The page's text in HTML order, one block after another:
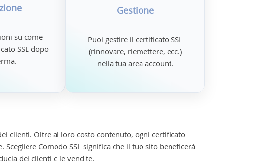
su come
SSL dopo
Gestione
Puoi gestire il certificato SSL
(rinnovare, riemettere, ecc.)
nella tua area account.
clienti. Oltre al loro costo contenuto, ogni certificato
Comodo SSL significa che il tuo sito beneficerà
dei clienti e le vendite.